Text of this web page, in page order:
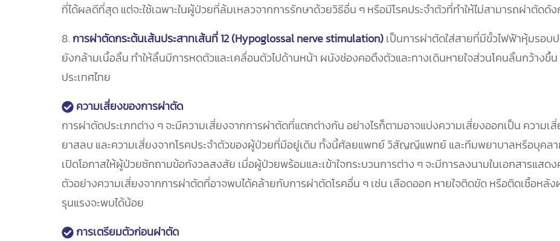
ที่ได้ผลดีที่สุด แต่จะใช้เฉพาะในผู้ป่วยที่ล้มเหลวจากการรักษาด้วยวิธีอื่น ๆ หรือมีโรคประจำตัวที่ทำให้ไม่สามารถผ่าตัดดั
8.การผ่าตัดกระต้นเส้นประสาทเส้นที่ 12 (Hypoglossal nerve stimulation)เป็นการผ่าตัดใส่สายที่มีขั้วไฟฟ้าหุ้มรอบ
ยังกล้ามเนื้อลิ้น ทำให้ลิ้นมีการหดตัวและเคลื่อนตัวไปด้านหน้า ผนังช่องคอตึงตัวและทางเดินหายใจส่วนโคนลิ้นกว้างขึ้
ประเทศไทย
ความเสี่ยงของการผ่าตัด
การผ่าตัดประเภทต่าง ๆ จะมีความเสี่ยงจากการผ่าตัดที่แตกต่างกัน อย่างไรก็ตามอาจแบ่งความเสี่ยงออกเป็น ความ
ยาสลบ และความเสี่ยงจากโรคประจำตัวของผู้ป่วยที่มีอยู่เดิม ทั้งนี้ศัลยแพทย์ วิสัญญีแพทย์ และทีมพยาบาลหรือบุคลา
เปิดโอกาสให้ผู้ป่วยซักถามข้อกังวลสงสัย เมื่อผู้ป่วยพร้อมและเข้าใจกระบวนการต่าง ๆ จะมีการลงนามในเอกสารแส
ตัวอย่างความเสี่ยงจากการผ่าตัดที่อาจพบได้คล้ายกับการผ่าตัดโรคอื่น ๆ เช่น เลือดออก หายใจติดขัด หรือติดเชื้อหลั
รุนแรงจะพบได้น้อย
การเตรียมตัวก่อนผ่าตัด